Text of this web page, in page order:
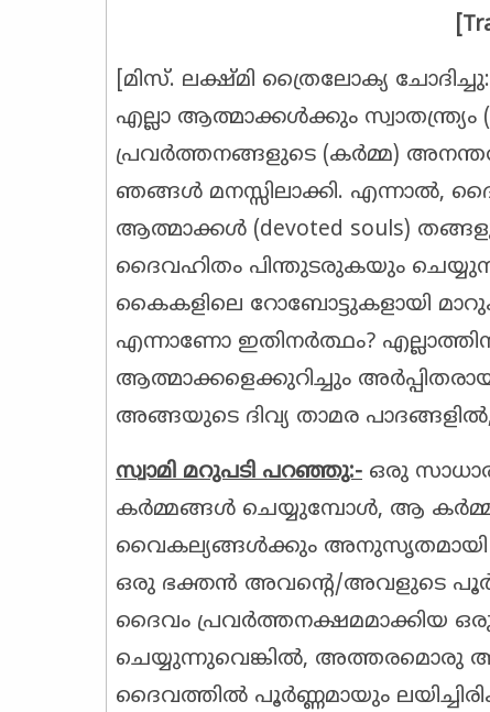
[മിസ്. ലക്ഷ്മി ത്രൈലോക്യ
എല്ലാ ആത്മാക്കൾക്കും സ്വാതന്ത്ര്യം
പ്രവർത്തനങ്ങളുടെ (കർമ്മ)
ഞങ്ങൾ മനസ്സിലാക്കി.
ആത്മാക്കൾ (devoted souls)
ദൈവഹിതം പിന്തുടരുകയും
കൈകളിലെ റോബോട്ടുകളായി
എന്നാണോ ഇതിനർത്ഥം?
ആത്മാക്കളെക്കുറിച്ചും
അങ്ങയുടെ ദിവ്യ താമര
സ്വാമി മറുപടി പറഞ്ഞു:- ഒരു
കർമ്മങ്ങൾ ചെയ്യുമ്പോൾ, ആ
വൈകല്യങ്ങൾക്കും അനുസൃതമായി
ഒരു ഭക്തൻ അവന്റെ/അവളുടെ
ദൈവം പ്രവർത്തനക്ഷമമാക്കിയ
ചെയ്യുന്നുവെങ്കിൽ, അത്തരമൊരു
ദൈവത്തിൽ പൂർണ്ണമായും